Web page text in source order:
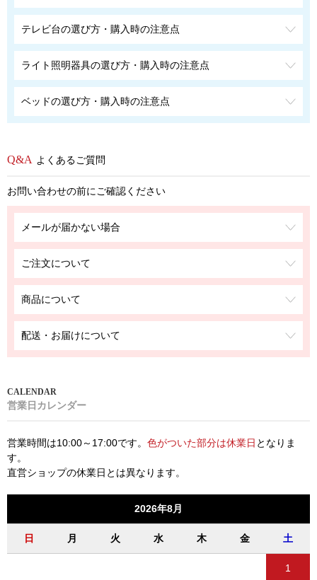
テレビ台の選び方・購入時の注意点
ライト照明器具の選び方・購入時の注意点
ベッドの選び方・購入時の注意点
よくあるご質問
お問い合わせの前にご確認ください
メールが届かない場合
ご注文について
商品について
配送・お届けについて
営業日カレンダー
営業時間は10:00～17:00です。 色がついた部分は休業日 となりま
す。
直営ショップの休業日とは異なります。
2026年8月
日 月 火 水 木 金 土
1